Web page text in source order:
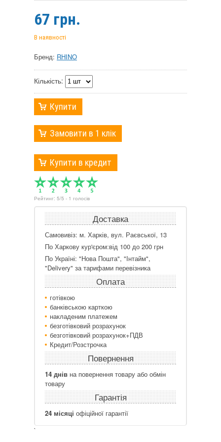
67 грн.
В наявності
Бренд: RHINO
Кількість:
Купити
Замовити в 1 клік
Купити в кредит
Рейтинг: 5/5 - 1 голосів
Доставка
Самовивіз: м. Харків, вул. Раєвської, 13
По Харкову кур'єром:від 100 до 200 грн
По Україні: "Нова Пошта", "Інтайм",
"Delivery" за тарифами перевізника
Оплата
готівкою
банківською карткою
накладеним платежем
безготівковий розрахунок
безготівковий розрахунок+ПДВ
Кредит/Розстрочка
Повернення
14 днів на повернення товару або обмін
товару
Гарантія
24 місяці офіційної гарантії
`